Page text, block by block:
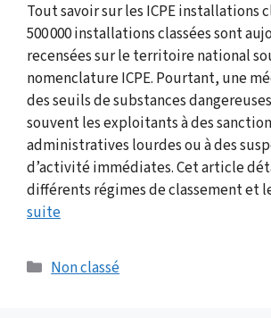
Tout savoir sur les ICPE installations
500 000 installations classées sont
recensées sur le territoire national
nomenclature ICPE. Pourtant, une
des seuils de substances
souvent les exploitants à des
administratives lourdes ou à des
d’activité immédiates. Cet article
différents régimes de classement et
suite
Catégories
Non classé